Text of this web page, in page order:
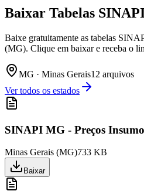
Baixar Tabelas
Baixe gratuitamente as tabelas
(MG). Clique em baixar e receba o
MG · Minas Gerais12 arquivos
Ver todos os estados
SINAPI MG - Preços
Minas Gerais (MG)733 KB
Baixar